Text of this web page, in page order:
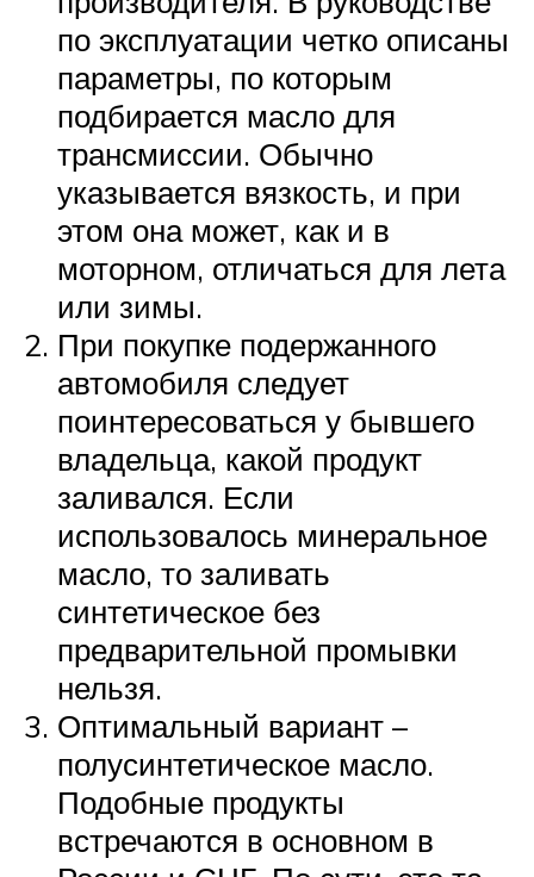
по эксплуатации четко описаны
параметры, по которым
подбирается масло для
трансмиссии. Обычно
указывается вязкость, и при
этом она может, как и в
моторном, отличаться для лета
или зимы.
При покупке подержанного
автомобиля следует
поинтересоваться у бывшего
владельца, какой продукт
заливался. Если
использовалось минеральное
масло, то заливать
синтетическое без
предварительной промывки
нельзя.
Оптимальный вариант –
полусинтетическое масло.
Подобные продукты
встречаются в основном в